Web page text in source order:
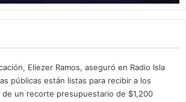
Eliezer Ramos, aseguró en Radio Isla
públicas están listas para recibir a los
un recorte presupuestario de $1,200